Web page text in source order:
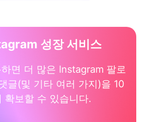
성장 서비스
면 더 많은 Instagram 팔로
글(및 기타 여러 가지)을 10
확보할 수 있습니다.